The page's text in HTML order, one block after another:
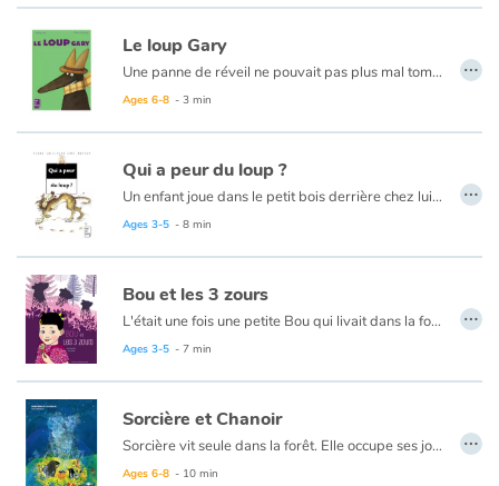
Le loup Gary
Une panne de réveil ne pouvait pas plus mal tomber pour Gary. Le loup a tellement de choses à faire, ce lundi ! Vite, il sort de sa tanière. Il a une question à poser. Mais encore faut-il qu'on le laisse parler !
Ages 6-8 - 3 min
…
Qui a peur du loup ?
Un enfant joue dans le petit bois derrière chez lui... Tout content, il touille la gadouille en chantonnant. Tout à coup, il voit une forme noire, et une gueule cent fois trop grande avec cent fois trop de dents dedans qui lui crie "WOUWOUWOUH". Horreur ! Mais c'est un loup !...
Ages 3-5 - 8 min
…
Bou et les 3 zours
L'était une fois une petite Bou qui livait dans la forest avec sa maïe et son païe. Un jour elle partit caminer dans la forest pour groupir des flores.
Ages 3-5 - 7 min
…
Sorcière et Chanoir
Sorcière vit seule dans la forêt. Elle occupe ses journées entre les cueillettes de plantes pour ses tisanes et des séances de contemplation de la nature. Quand elle rencontre Chanoir, tout triste et abandonné à cause de la couleur de son pelage, elle décide de l’aider à trouver un endroit où il aurait sa place.
Ages 6-8 - 10 min
…